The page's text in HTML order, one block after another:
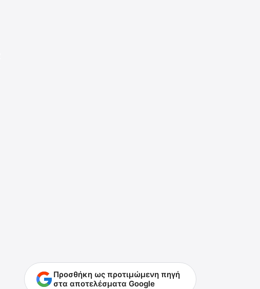
Προσθήκη ως προτιμώμενη πηγή
στα αποτελέσματα Google